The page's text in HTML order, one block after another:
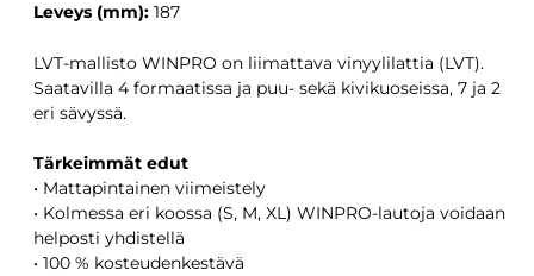
Leveys (mm): 187
LVT-mallisto WINPRO on liimattava vinyylilattia (LVT).
Saatavilla 4 formaatissa ja puu- sekä kivikuoseissa, 7 ja 2
eri sävyssä.
Tärkeimmät edut
• Mattapintainen viimeistely
• Kolmessa eri koossa (S, M, XL) WINPRO-lautoja voidaan
helposti yhdistellä
• 100 % kosteudenkestävä